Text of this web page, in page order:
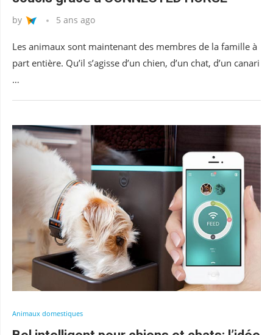
by 5 ans ago
Les animaux sont maintenant des membres de la famille à
part entière. Qu’il s’agisse d’un chien, d’un chat, d’un canari
…
Animaux domestiques